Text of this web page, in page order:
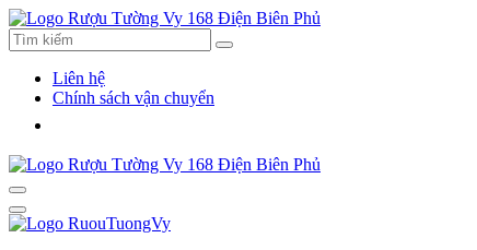
Liên hệ
Chính sách vận chuyển